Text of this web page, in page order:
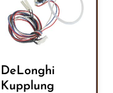
DeLonghi
Kupplung